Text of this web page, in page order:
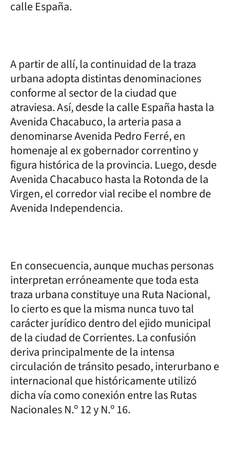
calle España.
A partir de allí, la continuidad de la traza
urbana adopta distintas denominaciones
conforme al sector de la ciudad que
atraviesa. Así, desde la calle España hasta la
Avenida Chacabuco, la arteria pasa a
denominarse Avenida Pedro Ferré, en
homenaje al ex gobernador correntino y
figura histórica de la provincia. Luego, desde
Avenida Chacabuco hasta la Rotonda de la
Virgen, el corredor vial recibe el nombre de
Avenida Independencia.
En consecuencia, aunque muchas personas
interpretan erróneamente que toda esta
traza urbana constituye una Ruta Nacional,
lo cierto es que la misma nunca tuvo tal
carácter jurídico dentro del ejido municipal
de la ciudad de Corrientes. La confusión
deriva principalmente de la intensa
circulación de tránsito pesado, interurbano e
internacional que históricamente utilizó
dicha vía como conexión entre las Rutas
Nacionales N.º 12 y N.º 16.